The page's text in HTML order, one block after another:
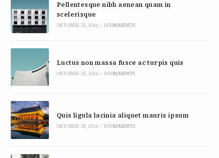
Pellentesque nibh aenean quam in
scelerisque
OKTOBER 25, 2016 / 0 COMMENTS
Luctus non massa fusce ac turpis quis
OKTOBER 25, 2016 / 0 COMMENTS
Quis ligula lacinia aliquet mauris ipsum
OKTOBER 25, 2016 / 0 COMMENTS